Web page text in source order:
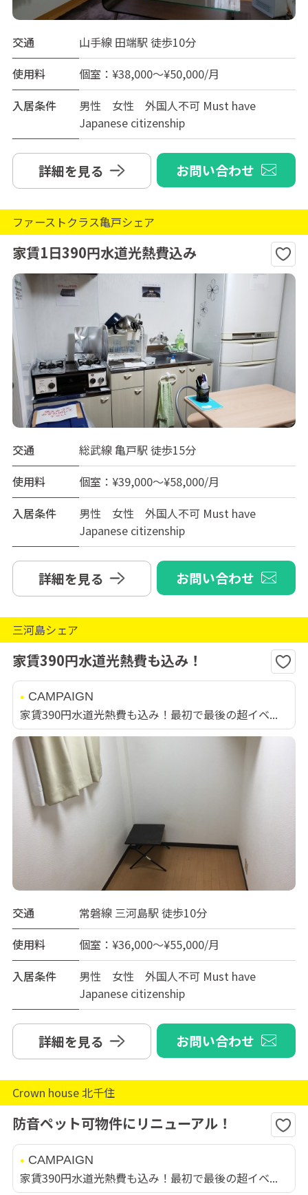
交通
山手線 田端駅 徒歩10分
使用料
個室：¥38,000～¥50,000/月
入居条件
男性 女性 外国人不可 Must have
Japanese citizenship
詳細を見る お問い合わせ
ファーストクラス亀戸シェア
家賃1日390円水道光熱費込み
交通
総武線 亀戸駅 徒歩15分
使用料
個室：¥39,000～¥58,000/月
入居条件
男性 女性 外国人不可 Must have
Japanese citizenship
詳細を見る お問い合わせ
三河島シェア
家賃390円水道光熱費も込み！
CAMPAIGN
家賃390円水道光熱費も込み！最初で最後の超イベ...
交通
常磐線 三河島駅 徒歩10分
使用料
個室：¥36,000～¥55,000/月
入居条件
男性 女性 外国人不可 Must have
Japanese citizenship
詳細を見る お問い合わせ
Crown house 北千住
防音ペット可物件にリニューアル！
CAMPAIGN
家賃390円水道光熱費も込み！最初で最後の超イベ...